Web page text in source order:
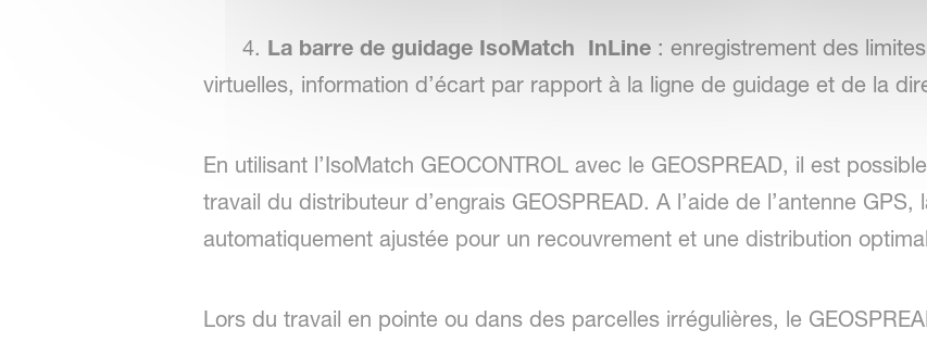
4. La barre de guidage IsoMatch InLine: enregistrement des
virtuelles, information d’écart par rapport à la ligne de guidage et de la
En utilisant l’IsoMatch GEOCONTROL avec le GEOSPREAD, il est
travail du distributeur d’engrais GEOSPREAD. A l’aide de l’antenne
automatiquement ajustée pour un recouvrement et une distribution
Lors du travail en pointe ou dans des parcelles irrégulières, le